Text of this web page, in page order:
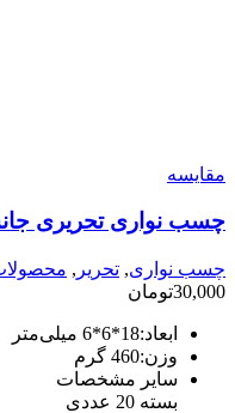
مقایسه
چسب نواری تحریری
چسب نواری, تحریر ,
30,000تومان
ابعاد:18*6*6 میلی‌متر
وزن:460 گرم
سایر مشخصات
بسته 20 عددی